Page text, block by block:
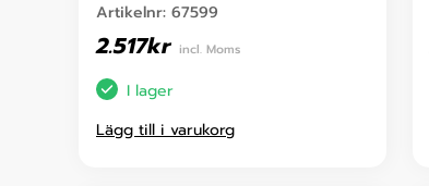
Artikelnr: 67599
2.517kr incl. Moms
I lager
Lägg till i varukorg